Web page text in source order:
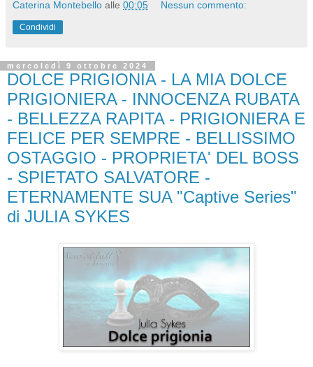
Caterina Montebello alle 00:05 Nessun commento:
Condividi
mercoledì 9 ottobre 2024
DOLCE PRIGIONIA - LA MIA DOLCE
PRIGIONIERA - INNOCENZA RUBATA
- BELLEZZA RAPITA - PRIGIONIERA E
FELICE PER SEMPRE - BELLISSIMO
OSTAGGIO - PROPRIETA' DEL BOSS
- SPIETATO SALVATORE -
ETERNAMENTE SUA "Captive Series"
di JULIA SYKES